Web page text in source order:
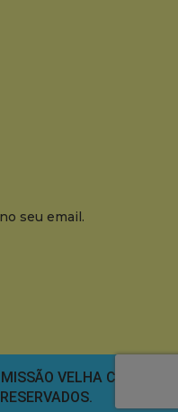
seu email.
VELHA CEARÁ.